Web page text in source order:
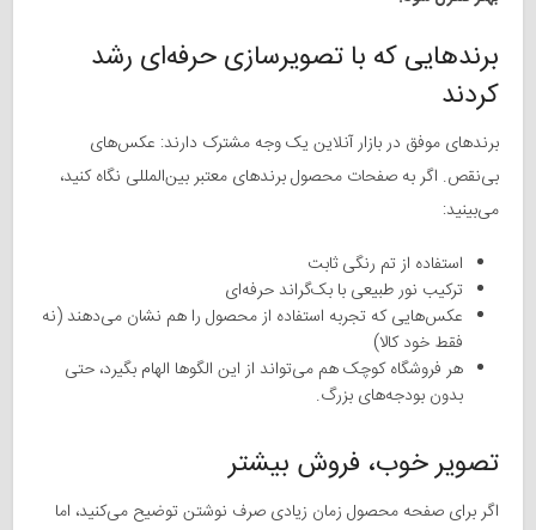
برندهایی که با تصویرسازی حرفه‌ای رشد
کردند
برندهای موفق در بازار آنلاین یک وجه مشترک دارند: عکس‌های
بی‌نقص. اگر به صفحات محصول برندهای معتبر بین‌المللی نگاه کنید،
می‌بینید:
استفاده از تم رنگی ثابت
ترکیب نور طبیعی با بک‌گراند حرفه‌ای
عکس‌هایی که تجربه استفاده از محصول را هم نشان می‌دهند (نه
فقط خود کالا)
هر فروشگاه کوچک هم می‌تواند از این الگوها الهام بگیرد، حتی
بدون بودجه‌های بزرگ.
تصویر خوب، فروش بیشتر
اگر برای صفحه محصول زمان زیادی صرف نوشتن توضیح می‌کنید، اما